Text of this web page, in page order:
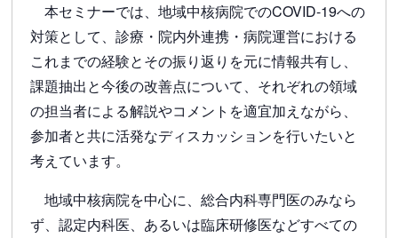
本セミナーでは、地域中核病院でのCOVID-19への
対策として、診療・院内外連携・病院運営における
これまでの経験とその振り返りを元に情報共有し、
課題抽出と今後の改善点について、それぞれの領域
の担当者による解説やコメントを適宜加えながら、
参加者と共に活発なディスカッションを行いたいと
考えています。
地域中核病院を中心に、総合内科専門医のみなら
ず、認定内科医、あるいは臨床研修医などすべての